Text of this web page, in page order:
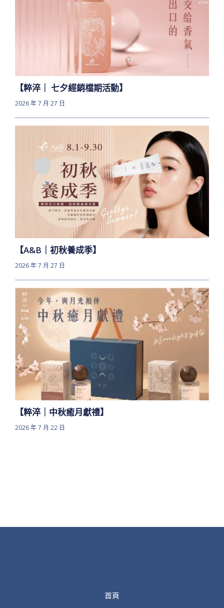
【粹淬｜ 七夕經銷檔期活動】
2026 年 7 月 27 日
【A&B｜初秋養成季】
2026 年 7 月 27 日
【粹淬｜中秋癒月獻禮】
2026 年 7 月 22 日
首頁